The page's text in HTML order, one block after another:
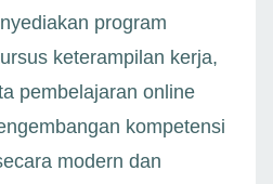
program
keterampilan kerja,
pembelajaran online
kompetensi
modern dan